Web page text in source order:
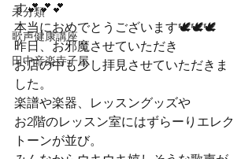
未分類
歌声健康講座
田中音楽寺子屋
す💕💕💕
本当におめでとうございます🕊️🕊️🕊️
昨日、お邪魔させていただき
お店の中も少し拝見させていただきま
した。
楽譜や楽器、レッスングッズや
お2階のレッスン室にはずらーりエレク
トーンが並び。